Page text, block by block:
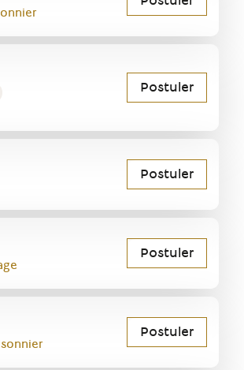
Postuler
Postuler
Postuler
Postuler